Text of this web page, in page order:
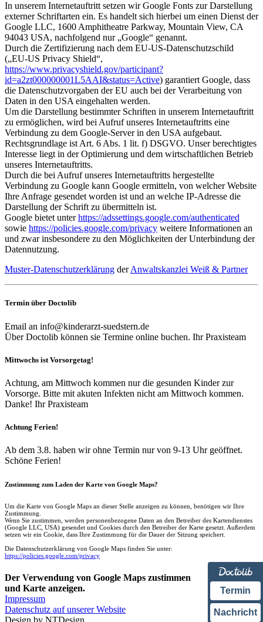
In unserem Internetauftritt setzen wir Google Fonts zur Darstellung
externer Schriftarten ein. Es handelt sich hierbei um einen Dienst der
Google LLC, 1600 Amphitheatre Parkway, Mountain View, CA
94043 USA, nachfolgend nur „Google“ genannt.
Durch die Zertifizierung nach dem EU-US-Datenschutzschild
(„EU-US Privacy Shield“,
https://www.privacyshield.gov/participant?
id=a2zt000000001L5AAI&status=Active) garantiert Google, dass
die Datenschutzvorgaben der EU auch bei der Verarbeitung von
Daten in den USA eingehalten werden.
Um die Darstellung bestimmter Schriften in unserem Internetauftritt
zu ermöglichen, wird bei Aufruf unseres Internetauftritts eine
Verbindung zu dem Google-Server in den USA aufgebaut.
Rechtsgrundlage ist Art. 6 Abs. 1 lit. f) DSGVO. Unser berechtigtes
Interesse liegt in der Optimierung und dem wirtschaftlichen Betrieb
unseres Internetauftritts.
Durch die bei Aufruf unseres Internetauftritts hergestellte
Verbindung zu Google kann Google ermitteln, von welcher Website
Ihre Anfrage gesendet worden ist und an welche IP-Adresse die
Darstellung der Schrift zu übermitteln ist.
Google bietet unterhttps://adssettings.google.com/authenticated
sowie https://policies.google.com/privacy weitere Informationen an
und zwar insbesondere zu den Möglichkeiten der Unterbindung der
Datennutzung.
Muster-Datenschutzerklärung derAnwaltskanzlei Weiß & Partner
Termin über Doctolib
Email an info@kinderarzt-suedstern.de
Über Doctolib können sie Termine online buchen. Ihr Praxisteam
Mittwochs ist Vorsorgetag!
Achtung, am Mittwoch kommen nur die gesunden Kinder zur
Vorsorge. Bitte mit akuten Infekten nicht am Mittwoch kommen.
Danke! Ihr Praxisteam
Achtung Ferien!
Ab dem 3.8. haben wir ohne Termin nur von 9-13 Uhr geöffnet.
Schöne Ferien!
Zustimmung zum Laden der Karte von Google Maps?
Um die Karte von Google Maps an dieser Stelle anzeigen zu können, benötigen wir Ihre
Zustimmung.
Wenn Sie zustimmen, werden personenbezogene Daten an den Betreiber des Kartendienstes
(Google LLC, USA) gesendet und Cookies durch den Betreiber der Karte gesetzt. Außerdem
setzen wir ein Cookie, dass Ihre Zustimmung für die Dauer der Sitzung speichert.
Die Datenschutzerklärung von Google Maps finden Sie unter:
https://policies.google.com/privacy
Der Verwendung von Google Maps zustimmen
und Karte anzeigen.
Impressum
Datenschutz auf unserer Website
Termin
Nachricht